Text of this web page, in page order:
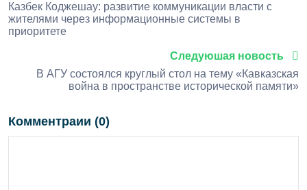
Казбек Коджешау: развитие коммуникации власти с
жителями через информационные системы в
приоритете
Следуюшая новость
В АГУ состоялся круглый стол на тему «Кавказская
война в пространстве исторической памяти»
Комментраии (0)